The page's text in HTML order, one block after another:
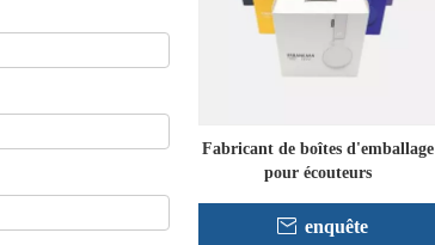
Fabricant de boîtes d'emballage
pour écouteurs
enquête